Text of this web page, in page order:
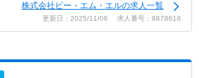
株式会社ビー・エム・エルの求人一覧
更新日：2025/11/06 求人番号：9878618